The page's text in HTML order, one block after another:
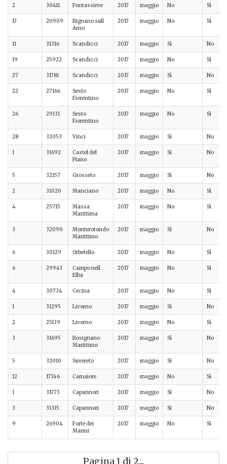
2 30411 Pontassieve 2017 maggio No Sì
17 20909
Rignano sull
Arno
2017 maggio No Sì
11 31316 Scandicci 2017 maggio Sì No
19 25922 Scandicci 2017 maggio No Sì
27 31781 Scandicci 2017 maggio Sì No
22 27166
Sesto
Fiorentino
2017 maggio No Sì
26 29131
Sesto
Fiorentino
2017 maggio No Sì
28 32053 Vinci 2017 maggio Sì No
1 31692
Castel del
Piano
2017 maggio Sì No
5 32157 Grosseto 2017 maggio Sì No
2 31020 Manciano 2017 maggio No Sì
4 25715
Massa
Marittima
2017 maggio No Sì
3 32090
Monterotondo
Marittimo
2017 maggio Sì No
6 30129 Orbetello 2017 maggio No Sì
6 29943
Campo nell
Elba
2017 maggio No Sì
4 30734 Cecina 2017 maggio No Sì
1 31295 Livorno 2017 maggio Sì No
2 25139 Livorno 2017 maggio No Sì
3 31695
Rosignano
Marittimo
2017 maggio Sì No
5 32010 Suvereto 2017 maggio Sì No
12 17746 Camaiore 2017 maggio No Sì
1 31773 Capannori 2017 maggio Sì No
3 31315 Capannori 2017 maggio Sì No
9 26904
Forte dei
Marmi
2017 maggio No Sì
Pagina 1 di 2